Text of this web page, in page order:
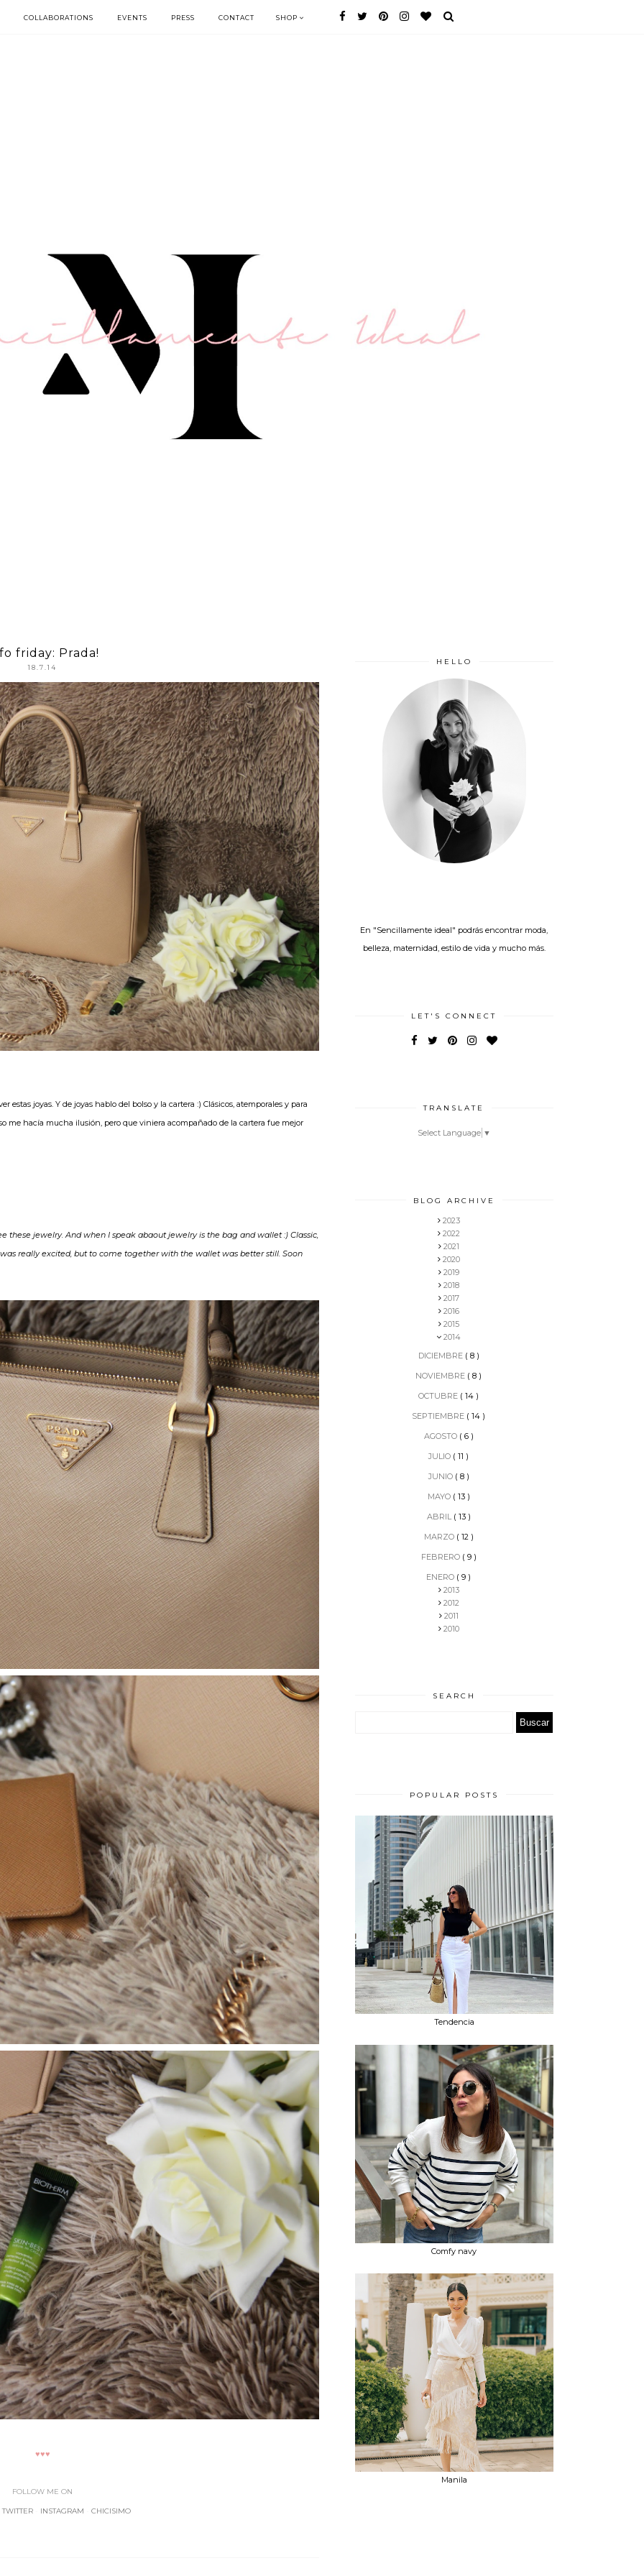
COLLABORATIONS EVENTS PRESS CONTACT SHOP
friday: Prada!
18.7.14
estas joyas. Y de joyas hablo del bolso y la cartera :) Clásicos, atemporales y para
me hacía mucha ilusión, pero que viniera acompañado de la cartera fue mejor
jewelry. And when I speak abaout jewelry is the bag and wallet :) Classic,
really excited, but to come together with the wallet was better still. Soon
♥♥♥
FOLLOW ME ON
TWITTER INSTAGRAM CHICISIMO
HELLO
En "Sencillamente ideal" podrás encontrar moda,
belleza, maternidad, estilo de vida y mucho más.
LET'S CONNECT
TRANSLATE
Select Language ▼
BLOG ARCHIVE
2023
2022
2021
2020
2019
2018
2017
2016
2015
2014
DICIEMBRE ( 8 )
NOVIEMBRE ( 8 )
OCTUBRE ( 14 )
SEPTIEMBRE ( 14 )
AGOSTO ( 6 )
JULIO ( 11 )
JUNIO ( 8 )
MAYO ( 13 )
ABRIL ( 13 )
MARZO ( 12 )
FEBRERO ( 9 )
ENERO ( 9 )
2013
2012
2011
2010
SEARCH
POPULAR POSTS
Tendencia
Comfy navy
Manila